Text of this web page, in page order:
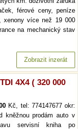
férové ceny, peníze
xenony více než 19 000
na mechanický stav
Zobrazit inzerát
4X4 ( 320 000
Kč, tel: 774147677 okr:
kněžnou prodám auto v
servisní kniha po